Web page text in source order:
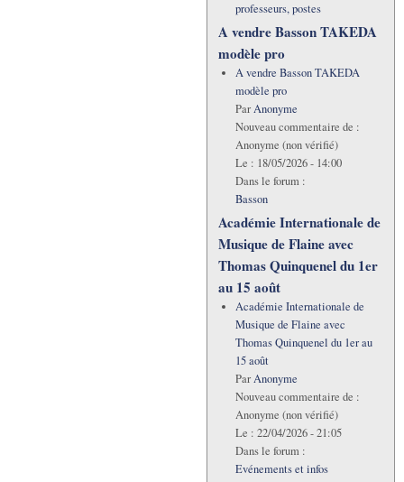
professeurs, postes
A vendre Basson TAKEDA
modèle pro
A vendre Basson TAKEDA
modèle pro
ParAnonyme
Nouveau commentaire de :
Anonyme (non vérifié)
Le : 18/05/2026 - 14:00
Dans le forum :
Basson
Académie Internationale de
Musique de Flaine avec
Thomas Quinquenel du 1er
au 15 août
Académie Internationale de
Musique de Flaine avec
Thomas Quinquenel du 1er au
15 août
ParAnonyme
Nouveau commentaire de :
Anonyme (non vérifié)
Le : 22/04/2026 - 21:05
Dans le forum :
Evénements et infos